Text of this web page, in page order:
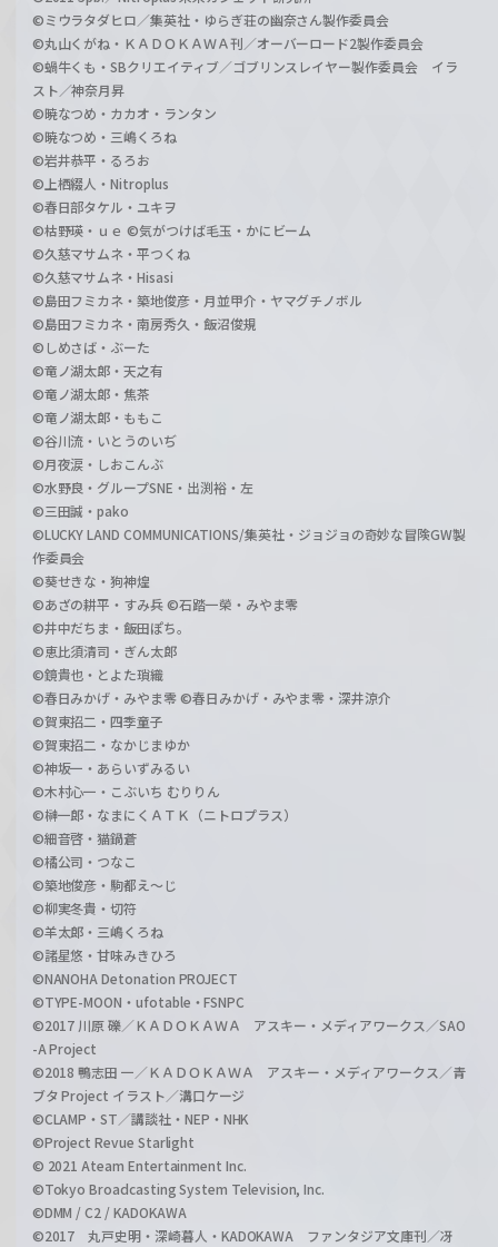
©ミウラタダヒロ／集英社・ゆらぎ荘の幽奈さん製作委員会
©丸山くがね・ＫＡＤＯＫＡＷＡ刊／オーバーロード2製作委員会
©蝸牛くも・SBクリエイティブ／ゴブリンスレイヤー製作委員会 イラ
スト／神奈月昇
©暁なつめ・カカオ・ランタン
©暁なつめ・三嶋くろね
©岩井恭平・るろお
©上栖綴人・Nitroplus
©春日部タケル・ユキヲ
©枯野瑛・ｕｅ ©気がつけば毛玉・かにビーム
©久慈マサムネ・平つくね
©久慈マサムネ・Hisasi
©島田フミカネ・築地俊彦・月並甲介・ヤマグチノボル
©島田フミカネ・南房秀久・飯沼俊規
©しめさば・ぶーた
©竜ノ湖太郎・天之有
©竜ノ湖太郎・焦茶
©竜ノ湖太郎・ももこ
©谷川流・いとうのいぢ
©月夜涙・しおこんぶ
©水野良・グループSNE・出渕裕・左
©三田誠・pako
©LUCKY LAND COMMUNICATIONS/集英社・ジョジョの奇妙な冒険GW製
作委員会
©葵せきな・狗神煌
©あざの耕平・すみ兵 ©石踏一榮・みやま零
©井中だちま・飯田ぽち。
©恵比須清司・ぎん太郎
©鏡貴也・とよた瑣織
©春日みかげ・みやま零 ©春日みかげ・みやま零・深井涼介
©賀東招二・四季童子
©賀東招二・なかじまゆか
©神坂一・あらいずみるい
©木村心一・こぶいち むりりん
©榊一郎・なまにくＡＴＫ（ニトロプラス）
©細音啓・猫鍋蒼
©橘公司・つなこ
©築地俊彦・駒都え～じ
©柳実冬貴・切符
©羊太郎・三嶋くろね
©諸星悠・甘味みきひろ
©NANOHA Detonation PROJECT
©TYPE-MOON・ufotable・FSNPC
©2017 川原 礫／ＫＡＤＯＫＡＷＡ アスキー・メディアワークス／SAO
-A Project
©2018 鴨志田 一／ＫＡＤＯＫＡＷＡ アスキー・メディアワークス／青
ブタ Project イラスト／溝口ケージ
©CLAMP・ST／講談社・NEP・NHK
©Project Revue Starlight
© 2021 Ateam Entertainment Inc.
©Tokyo Broadcasting System Television, Inc.
©DMM / C2 / KADOKAWA
©2017 丸戸史明・深崎暮人・KADOKAWA ファンタジア文庫刊／冴